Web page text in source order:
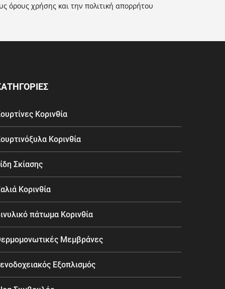
όρους χρήσης και την πολιτική απορρήτου
Κορινθία
Κορινθία
Σκίασης
Κορινθία
πάτωμα Κορινθία
Μεμβράνες
Εξοπλισμός